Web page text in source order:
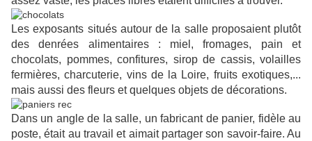
Les exposants situés autour de la salle proposaient plutôt
des denrées alimentaires : miel, fromages, pain et
chocolats, pommes, confitures, sirop de cassis, volailles
fermières, charcuterie, vins de la Loire, fruits exotiques,...
mais aussi des fleurs et quelques objets de décorations.
Dans un angle de la salle, un fabricant de panier, fidèle au
poste, était au travail et aimait partager son savoir-faire. Au